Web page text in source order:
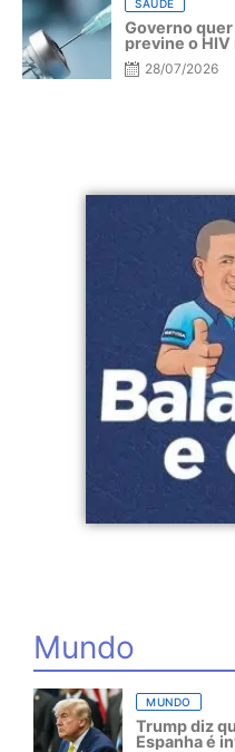
SAÚDE
Governo
previne o HIV
28/07/2026
Mundo
MUNDO
Trump diz
Espanha é